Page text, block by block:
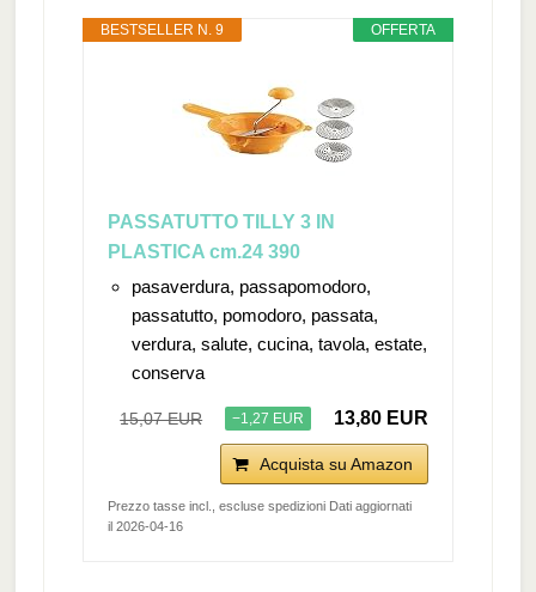
OFFERTA
BESTSELLER N. 9
PASSATUTTO TILLY 3 IN
PLASTICA cm.24 390
pasaverdura, passapomodoro,
passatutto, pomodoro, passata,
verdura, salute, cucina, tavola, estate,
conserva
15,07 EUR −1,27 EUR 13,80 EUR
Acquista su Amazon
Prezzo tasse incl., escluse spedizioni Dati aggiornati
il 2026-04-16